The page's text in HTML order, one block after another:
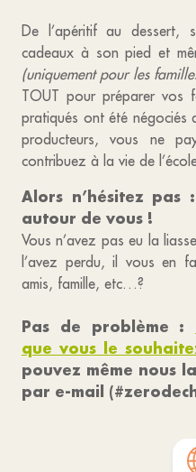
De l’apéritif au dessert,
cadeaux à son pied et
(uniquement pour les
TOUT pour préparer vos
pratiqués ont été négociés
producteurs, vous ne
contribuez à la vie de
Alors n’hésitez
autour de vous !
Vous n’avez pas eu la
l’avez perdu, il vous en
amis, famille, etc…?
Pas de problème :
que vous le
pouvez même nous
par e-mail